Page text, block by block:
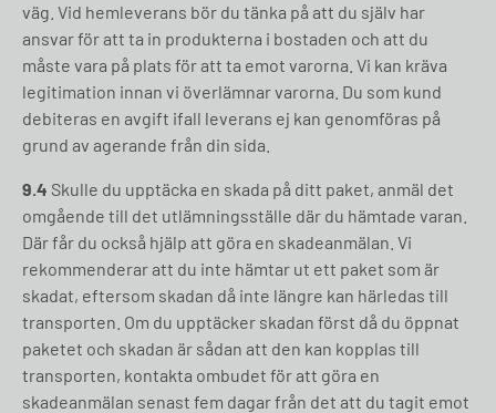
väg. Vid hemleverans bör du tänka på att du själv har
ansvar för att ta in produkterna i bostaden och att du
måste vara på plats för att ta emot varorna. Vi kan kräva
legitimation innan vi överlämnar varorna. Du som kund
debiteras en avgift ifall leverans ej kan genomföras på
grund av agerande från din sida.
9.4 Skulle du upptäcka en skada på ditt paket, anmäl det
omgående till det utlämningsställe där du hämtade varan.
Där får du också hjälp att göra en skadeanmälan. Vi
rekommenderar att du inte hämtar ut ett paket som är
skadat, eftersom skadan då inte längre kan härledas till
transporten. Om du upptäcker skadan först då du öppnat
paketet och skadan är sådan att den kan kopplas till
transporten, kontakta ombudet för att göra en
skadeanmälan senast fem dagar från det att du tagit emot